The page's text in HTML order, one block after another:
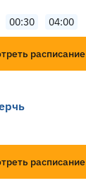
00:30 04:00
расписание
расписание